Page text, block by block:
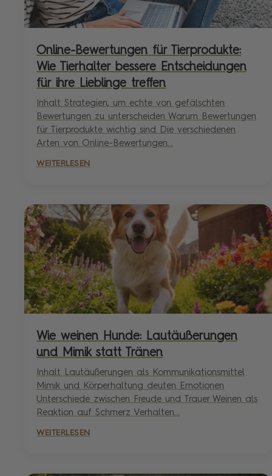
Online-Bewertungen für Tierprodukte:
Wie Tierhalter bessere Entscheidungen
für ihre Lieblinge treffen
Inhalt Strategien, um echte von gefälschten
Bewertungen zu unterscheiden Warum Bewertungen
für Tierprodukte wichtig sind Die verschiedenen
Arten von Online-Bewertungen...
WEITERLESEN
Wie weinen Hunde: Lautäußerungen
und Mimik statt Tränen
Inhalt Lautäußerungen als Kommunikationsmittel
Mimik und Körperhaltung deuten Emotionen
Unterschiede zwischen Freude und Trauer Weinen als
Reaktion auf Schmerz Verhalten...
WEITERLESEN